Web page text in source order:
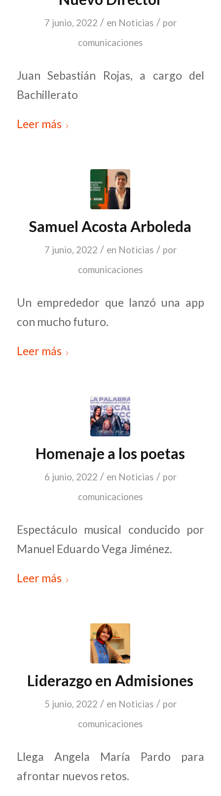
7 junio, 2022 / en Noticias / por
comunicaciones
Juan Sebastián Rojas, a cargo del
Bachillerato
Leer más
Samuel Acosta Arboleda
7 junio, 2022 / en Noticias / por
comunicaciones
Un emprededor que lanzó una app
con mucho futuro.
Leer más
Homenaje a los poetas
6 junio, 2022 / en Noticias / por
comunicaciones
Espectáculo musical conducido por
Manuel Eduardo Vega Jiménez.
Leer más
Liderazgo en Admisiones
5 junio, 2022 / en Noticias / por
comunicaciones
Llega Angela María Pardo para
afrontar nuevos retos.